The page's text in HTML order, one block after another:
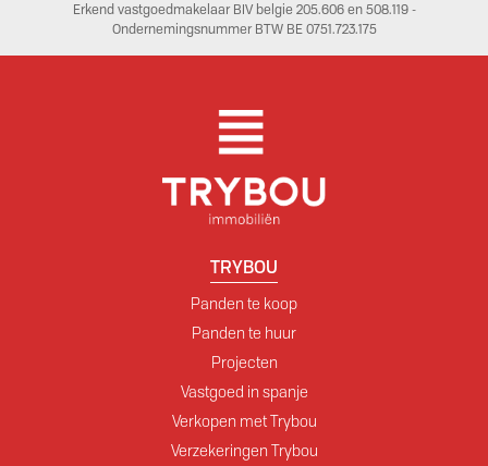
Erkend vastgoedmakelaar BIV belgie 205.606 en 508.119 -
Ondernemingsnummer BTW BE 0751.723.175
TRYBOU
Panden te koop
Panden te huur
Projecten
Vastgoed in spanje
Verkopen met Trybou
Verzekeringen Trybou